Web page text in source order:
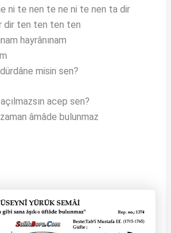
ni te nen te ne ni te nen ta dir
dir ten ten ten ten
hayrânınam
misin sen?
acep sen?
âmâde bulunmaz